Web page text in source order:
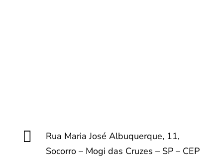

Rua Maria José Albuquerque, 11,
Socorro – Mogi das Cruzes – SP – CEP